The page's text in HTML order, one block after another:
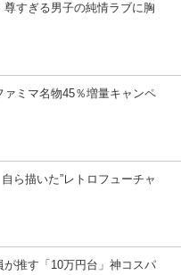
すぎる男子の純情ラブに胸
ァミマ名物45％増量キャンペ
ら描いた”レトロフューチャ
が推す「10万円台」神コスパ